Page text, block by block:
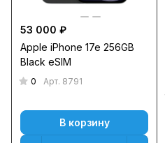
53 000 ₽
Apple iPhone 17e 256GB
Black eSIM
0 Арт. 8791
В корзину